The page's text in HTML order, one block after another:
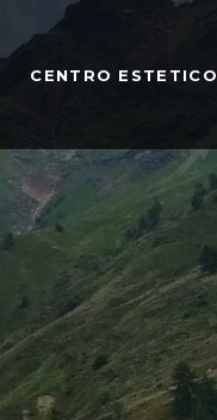
CENTRO ESTETICO